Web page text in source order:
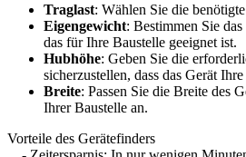
Traglast: Wählen Sie die
Eigengewicht: Bestimmen Sie
das für Ihre Baustelle geeignet ist.
Hubhöhe: Geben Sie die
sicherzustellen, dass das Gerät
Breite: Passen Sie die Breite des
Ihrer Baustelle an.
Vorteile des Gerätefinders